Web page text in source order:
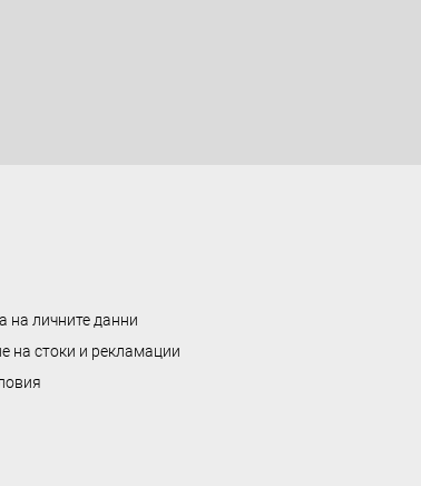
на личните данни
на стоки и рекламации